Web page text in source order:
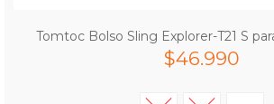
Tomtoc Bolso Sling Explorer-T21 S
$46.990